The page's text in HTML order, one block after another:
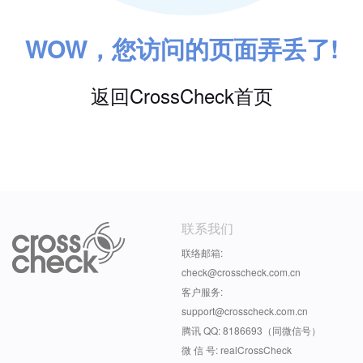
WOW，您访问的页面弄丢了!
返回CrossCheck首页
联系我们
联络邮箱:
check@crosscheck.com.cn
客户服务:
support@crosscheck.com.cn
腾讯 QQ: 8186693（同微信号）
微 信 号: realCrossCheck